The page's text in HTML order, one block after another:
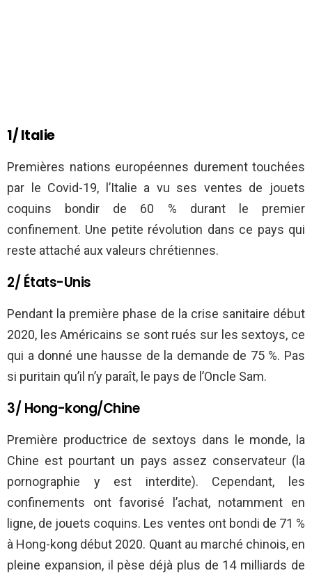
1/ Italie
Premières nations européennes durement touchées
par le Covid-19, l’Italie a vu ses ventes de jouets
coquins bondir de 60 % durant le premier
confinement. Une petite révolution dans ce pays qui
reste attaché aux valeurs chrétiennes.
2/ États-Unis
Pendant la première phase de la crise sanitaire début
2020, les Américains se sont rués sur les sextoys, ce
qui a donné une hausse de la demande de 75 %. Pas
si puritain qu’il n’y paraît, le pays de l’Oncle Sam.
3/ Hong-kong/Chine
Première productrice de sextoys dans le monde, la
Chine est pourtant un pays assez conservateur (la
pornographie y est interdite). Cependant, les
confinements ont favorisé l’achat, notamment en
ligne, de jouets coquins. Les ventes ont bondi de 71 %
à Hong-kong début 2020. Quant au marché chinois, en
pleine expansion, il pèse déjà plus de 14 milliards de